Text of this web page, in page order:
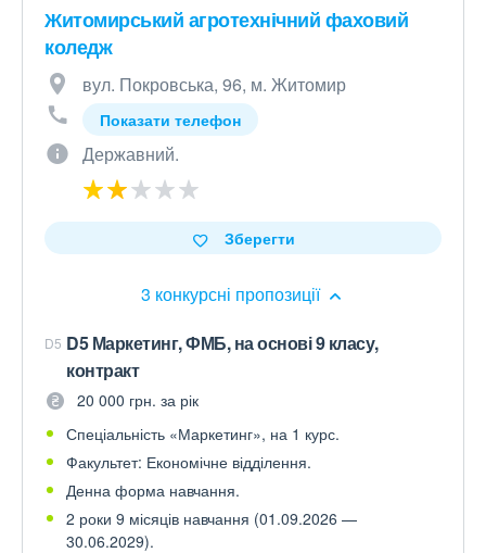
Житомирський агротехнічний фаховий
коледж
вул. Покровська, 96, м. Житомир
Показати телефон
Державний.
3 конкурсні пропозиції
Зберегти
D5 D5 Маркетинг, ФМБ, на основі 9 класу,
контракт
20 000 грн. за рік
Спеціальність «Маркетинг», на 1 курс.
Факультет: Економічне відділення.
Денна форма навчання.
2 роки 9 місяців навчання (01.09.2026 —
30.06.2029).